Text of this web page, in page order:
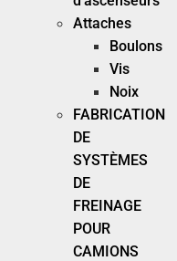
Attaches
Boulons
Vis
Noix
FABRICATION
DE
SYSTÈMES
DE
FREINAGE
POUR
CAMIONS